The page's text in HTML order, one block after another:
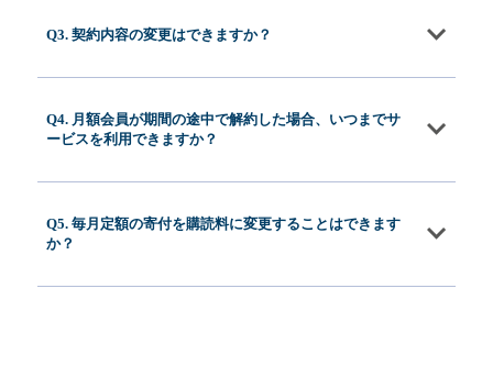
Q3. 契約内容の変更はできますか？
Q4. 月額会員が期間の途中で解約した場合、いつまでサ
ービスを利用できますか？
Q5. 毎月定額の寄付を購読料に変更することはできます
か？